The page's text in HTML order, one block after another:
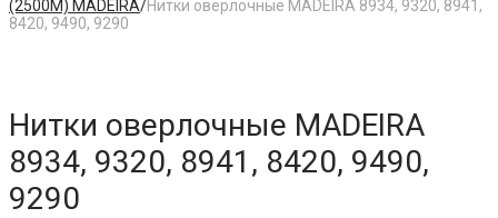
(2500М) MADEIRA/Нитки оверлочные MADEIRA 8934, 9320, 8941,
8420, 9490, 9290
Нитки оверлочные MADEIRA
8934, 9320, 8941, 8420, 9490,
9290